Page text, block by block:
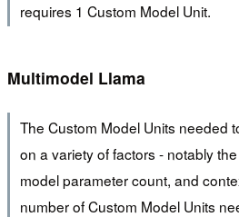
requires 1 Custom Model Unit.
Multimodel Llama
The Custom Model Units needed
on a variety of factors - notably
model parameter count, and
number of Custom Model Units